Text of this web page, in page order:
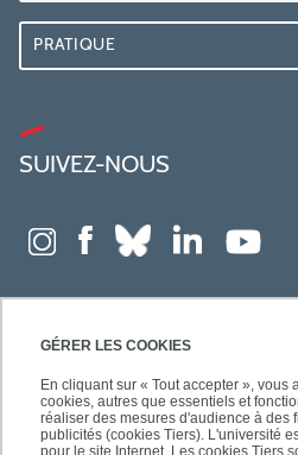
GÉRER LES COOKIES
En cliquant sur « Tout accepter », vous
cookies, autres que essentiels et
réaliser des mesures d'audience à des
publicités (cookies Tiers). L'université
PRATIQUE
SUIVEZ-NOUS